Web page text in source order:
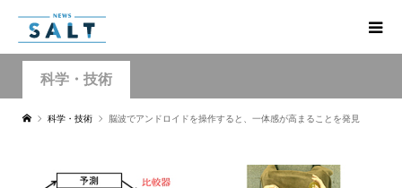
科学・技術
科学・技術 脳波でアンドロイドを操作すると、一体感が高まることを発見